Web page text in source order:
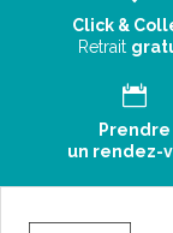
Click &
Retrait
Prendre
un rendez-